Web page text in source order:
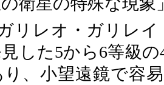
リレオ・ガリレイ
見した5から6等級
、小望遠鏡で容